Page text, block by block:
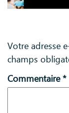
Votre adresse
champs
Commentaire*